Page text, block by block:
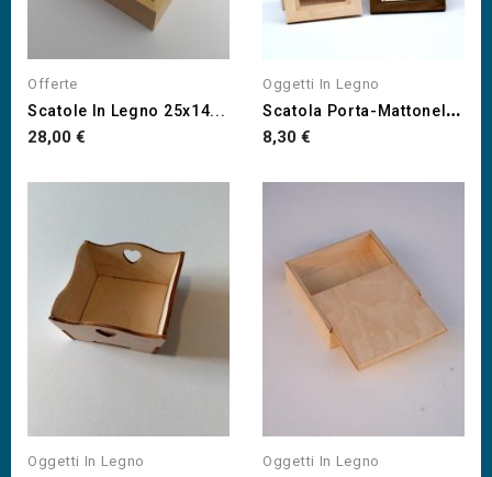
Offerte
Scatole In Legno 25x14...
Prezzo
28,00 €
Oggetti In Legno
S
Catola Porta-Mattonella...
Prezzo
8,30 €
Oggetti In Legno Oggetti In Legno